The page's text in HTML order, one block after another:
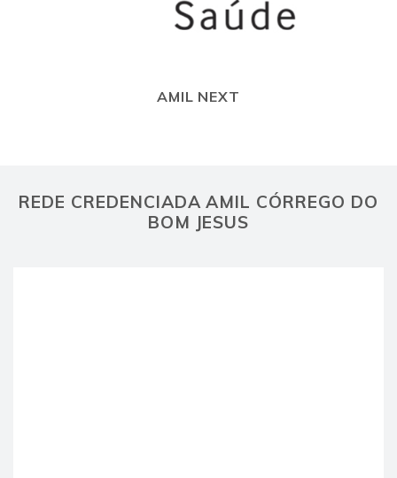
AMIL NEXT
REDE CREDENCIADA AMIL CÓRREGO DO
BOM JESUS